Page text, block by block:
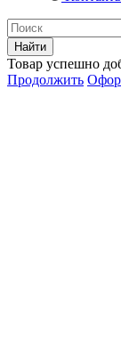
Найти
Товар успешно
Продолжить